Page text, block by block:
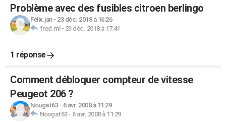
Problème avec des fusibles citroen berlingo
Felix.jan- 23 déc. 2018 à 16:26
fred.ml - 23 déc. 2018 à 17:41
1 réponse
Comment débloquer compteur de vitesse
Peugeot 206 ?
Nougat63- 6 avr. 2008 à 11:29
Nougat63- 6 avr. 2008 à 11:29